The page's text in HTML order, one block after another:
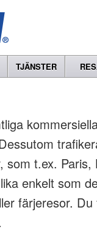
TJÄNSTER
som t.ex.
enkelt som
färjeresor.